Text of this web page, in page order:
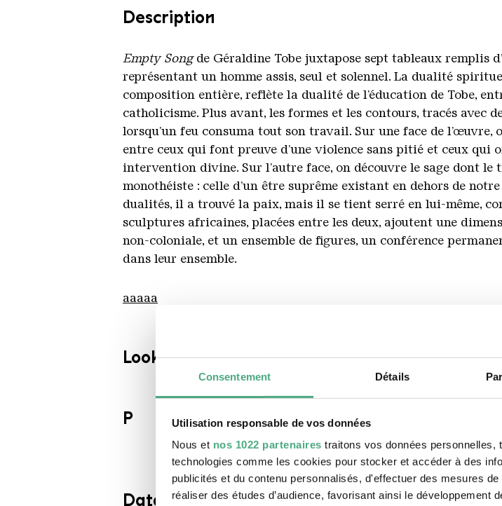
Consentement Détails
Utilisation responsable de vos données
Nous et nos 1022 partenaires traitons vos données personnelles,
technologies comme les cookies pour stocker et accéder à des
publicités et du contenu personnalisés, d'effectuer des mesures
réaliser des études d’audience, favorisant ainsi le développement
Description
Empty Songde Géraldine Tobe juxtapose sept tableaux remplis
représentant un homme assis, seul et solennel. La dualité
composition entière, reflète la dualité de l’éducation de Tobe,
catholicisme. Plus avant, les formes et les contours, tracés avec
lorsqu’un feu consuma tout son travail. Sur une face de
entre ceux qui font preuve d’une violence sans pitié et ceux qui
intervention divine. Sur l’autre face, on découvre le sage dont
monothéiste : celle d’un être suprême existant en dehors de
dualités, il a trouvé la paix, mais il se tient serré en lui-même,
sculptures africaines, placées entre les deux, ajoutent une
non-coloniale, et un ensemble de figures, un conférence
dans leur ensemble.
aaaaa
Looking Beyond
P
Datation